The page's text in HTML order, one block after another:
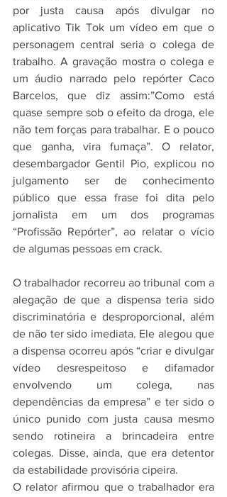
por justa causa após divulgar no
aplicativo Tik Tok um vídeo em que o
personagem central seria o colega de
trabalho. A gravação mostra o colega e
um áudio narrado pelo repórter Caco
Barcelos, que diz assim:”Como está
quase sempre sob o efeito da droga, ele
não tem forças para trabalhar. E o pouco
que ganha, vira fumaça”. O relator,
desembargador Gentil Pio, explicou no
julgamento ser de conhecimento
público que essa frase foi dita pelo
jornalista em um dos programas
“Profissão Repórter”, ao relatar o vício
de algumas pessoas em crack.
O trabalhador recorreu ao tribunal com a
alegação de que a dispensa teria sido
discriminatória e desproporcional, além
de não ter sido imediata. Ele alegou que
a dispensa ocorreu após “criar e divulgar
vídeo desrespeitoso e difamador
envolvendo um colega, nas
dependências da empresa” e ter sido o
único punido com justa causa mesmo
sendo rotineira a brincadeira entre
colegas. Disse, ainda, que era detentor
da estabilidade provisória cipeira.
O relator afirmou que o trabalhador era